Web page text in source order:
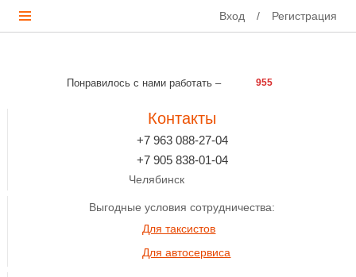
Вход / Регистрация
Понравилось с нами работать – 955
Контакты
+7 963 088-27-04
+7 905 838-01-04
Челябинск
Выгодные условия сотрудничества:
Для таксистов
Для автосервиса